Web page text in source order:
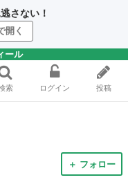
さない！
開く
ール
索 ログイン 投稿
＋ フォロー